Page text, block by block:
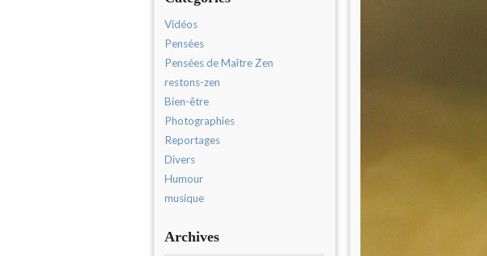
Vidéos
Pensées
Pensées de Maître Zen
restons-zen
Bien-être
Photographies
Reportages
Divers
Humour
musique
Archives